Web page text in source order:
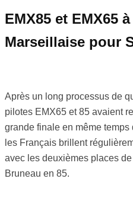
EMX85 et EMX65
Marseillaise pour
Après un long processus de
pilotes EMX65 et 85 avaient
grande finale en même
les Français brillent
avec les deuxièmes places
Bruneau en 85.